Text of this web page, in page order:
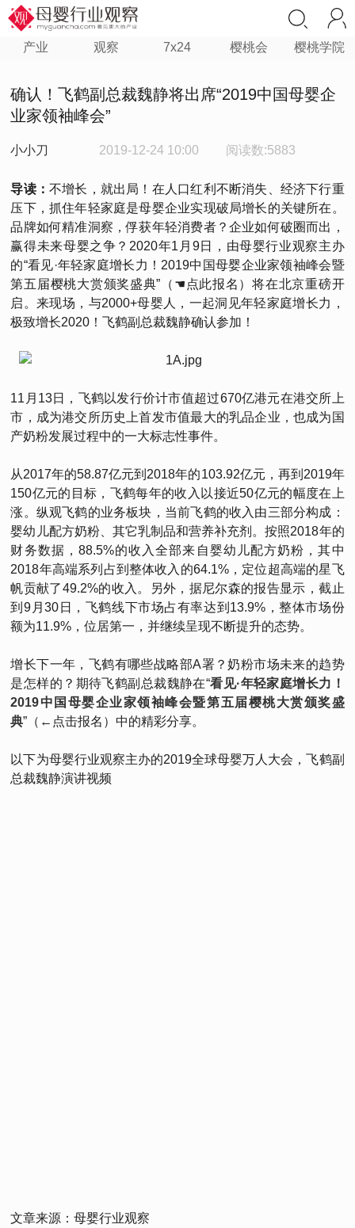
产业 观察 7x24 樱桃会 樱桃学院
确认！飞鹤副总裁魏静将出席“2019中国母婴企
业家领袖峰会”
小小刀 2019-12-24 10:00 阅读数:5883
导读：不增长，就出局！在人口红利不断消失、经济下行重
压下，抓住年轻家庭是母婴企业实现破局增长的关键所在。
品牌如何精准洞察，俘获年轻消费者？企业如何破圈而出，
赢得未来母婴之争？2020年1月9日，由母婴行业观察主办
的“看见·年轻家庭增长力！2019中国母婴企业家领袖峰会暨
第五届樱桃大赏颁奖盛典”（☚点此报名）将在北京重磅开
启。来现场，与2000+母婴人，一起洞见年轻家庭增长力，
极致增长2020！飞鹤副总裁魏静确认参加！
11月13日，飞鹤以发行价计市值超过670亿港元在港交所上
市，成为港交所历史上首发市值最大的乳品企业，也成为国
产奶粉发展过程中的一大标志性事件。
从2017年的58.87亿元到2018年的103.92亿元，再到2019年
150亿元的目标，飞鹤每年的收入以接近50亿元的幅度在上
涨。纵观飞鹤的业务板块，当前飞鹤的收入由三部分构成：
婴幼儿配方奶粉、其它乳制品和营养补充剂。按照2018年的
财务数据，88.5%的收入全部来自婴幼儿配方奶粉，其中
2018年高端系列占到整体收入的64.1%，定位超高端的星飞
帆贡献了49.2%的收入。另外，据尼尔森的报告显示，截止
到9月30日，飞鹤线下市场占有率达到13.9%，整体市场份
额为11.9%，位居第一，并继续呈现不断提升的态势。
增长下一年，飞鹤有哪些战略部A署？奶粉市场未来的趋势
是怎样的？期待飞鹤副总裁魏静在“看见·年轻家庭增长力！
2019中国母婴企业家领袖峰会暨第五届樱桃大赏颁奖盛
典”（←点击报名）中的精彩分享。
以下为母婴行业观察主办的2019全球母婴万人大会，飞鹤副
总裁魏静演讲视频
文章来源：母婴行业观察